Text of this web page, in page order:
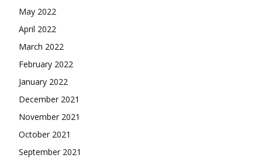
May 2022
April 2022
March 2022
February 2022
January 2022
December 2021
November 2021
October 2021
September 2021